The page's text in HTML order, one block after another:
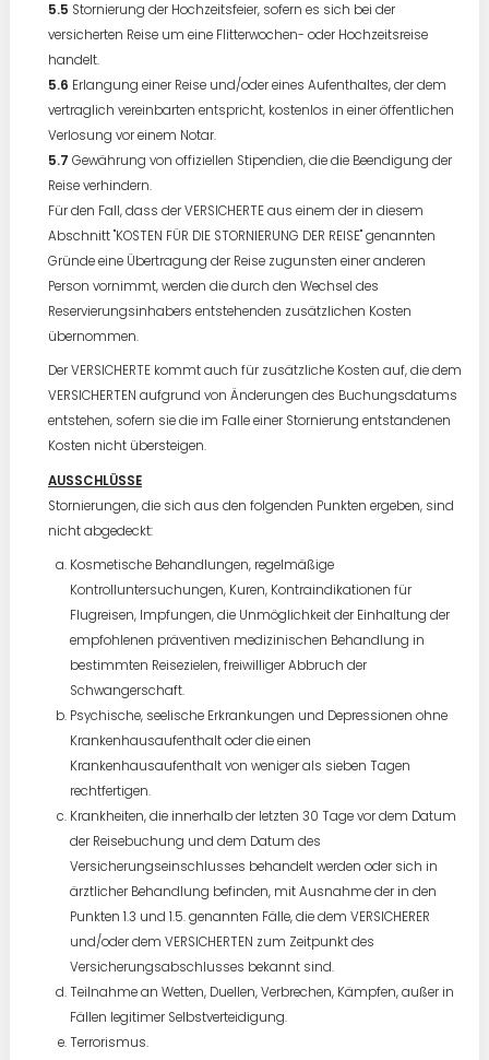
Stornierung der Hochzeitsfeier, sofern es sich bei der
versicherten Reise um eine Flitterwochen- oder Hochzeitsreise
handelt.
Erlangung einer Reise und/oder eines Aufenthaltes, der dem
vertraglich vereinbarten entspricht, kostenlos in einer öffentlichen
Verlosung vor einem Notar.
Gewährung von offiziellen Stipendien, die die Beendigung der
Reise verhindern.
Für den Fall, dass der VERSICHERTE aus einem der in diesem
Abschnitt "KOSTEN FÜR DIE STORNIERUNG DER REISE" genannten
Gründe eine Übertragung der Reise zugunsten einer anderen
Person vornimmt, werden die durch den Wechsel des
Reservierungsinhabers entstehenden zusätzlichen Kosten
übernommen.
Der VERSICHERTE kommt auch für zusätzliche Kosten auf, die dem
VERSICHERTEN aufgrund von Änderungen des Buchungsdatums
entstehen, sofern sie die im Falle einer Stornierung entstandenen
Kosten nicht übersteigen.
AUSSCHLÜSSE
Stornierungen, die sich aus den folgenden Punkten ergeben, sind
nicht abgedeckt:
Kosmetische Behandlungen, regelmäßige
Kontrolluntersuchungen, Kuren, Kontraindikationen für
Flugreisen, Impfungen, die Unmöglichkeit der Einhaltung der
empfohlenen präventiven medizinischen Behandlung in
bestimmten Reisezielen, freiwilliger Abbruch der
Schwangerschaft.
Psychische, seelische Erkrankungen und Depressionen ohne
Krankenhausaufenthalt oder die einen
Krankenhausaufenthalt von weniger als sieben Tagen
rechtfertigen.
Krankheiten, die innerhalb der letzten 30 Tage vor dem Datum
der Reisebuchung und dem Datum des
Versicherungseinschlusses behandelt werden oder sich in
ärztlicher Behandlung befinden, mit Ausnahme der in den
Punkten 1.3 und 1.5. genannten Fälle, die dem VERSICHERER
und/oder dem VERSICHERTEN zum Zeitpunkt des
Versicherungsabschlusses bekannt sind.
Teilnahme an Wetten, Duellen, Verbrechen, Kämpfen, außer in
Fällen legitimer Selbstverteidigung.
Terrorismus.